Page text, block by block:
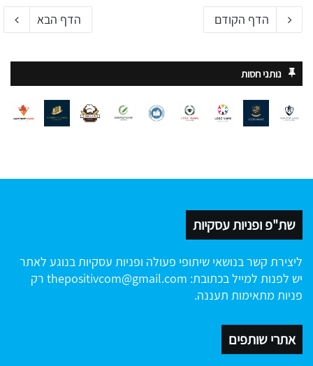
הדף הקודם הדף הבא
נותני חסות
שת"פ ופניות עסקיות
ליצירת קשר בנושאי שיתופי פעולה ופניות עסקיות בנוגע לאתר
יש לפנות למייל בכתובת: thepositivcom@gmail.com רק
פניות מתאימות תעננה.
אתרי שותפים